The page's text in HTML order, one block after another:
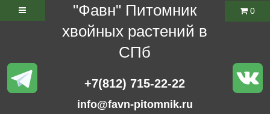
"Фавн" Питомник
хвойных растений в
СПб
+7(812) 715-22-22
info@favn-pitomnik.ru
0